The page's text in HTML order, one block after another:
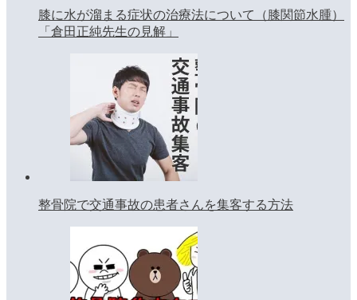
膝に水が溜まる症状の治療法について（膝関節水腫）
「倉田正純先生の見解」
整骨院で交通事故の患者さんを集客する方法